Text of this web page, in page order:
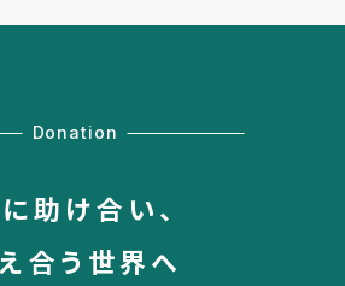
Donation
助け合い、
合う世界へ